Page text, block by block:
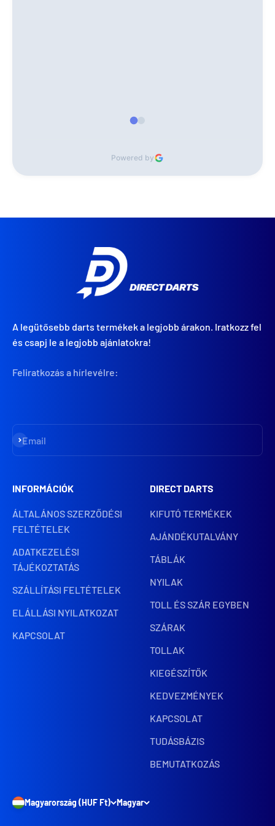
Powered by
A legütősebb darts termékek a legjobb árakon. Iratkozz fel
és csapj le a legjobb ajánlatokra!
Feliratkozás a hírlevélre:
Email
Iratkozz fel
INFORMÁCIÓK
ÁLTALÁNOS SZERZŐDÉSI
FELTÉTELEK
ADATKEZELÉSI
TÁJÉKOZTATÁS
SZÁLLÍTÁSI FELTÉTELEK
ELÁLLÁSI NYILATKOZAT
KAPCSOLAT
DIRECT DARTS
KIFUTÓ TERMÉKEK
AJÁNDÉKUTALVÁNY
TÁBLÁK
NYILAK
TOLL ÉS SZÁR EGYBEN
SZÁRAK
TOLLAK
KIEGÉSZÍTŐK
KEDVEZMÉNYEK
KAPCSOLAT
TUDÁSBÁZIS
BEMUTATKOZÁS
Magyarország (HUF Ft) Magyar